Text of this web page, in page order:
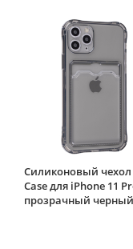
Силиконовый чехол
Case для iPhone 11
прозрачный черный